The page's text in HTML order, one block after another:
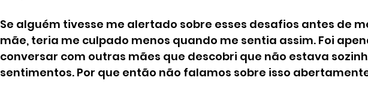
Se alguém tivesse me alertado sobre esses desafios antes de
mãe, teria me culpado menos quando me sentia assim. Foi
conversar com outras mães que descobri que não estava
sentimentos. Por que então não falamos sobre isso